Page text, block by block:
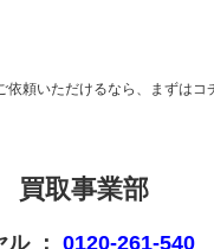
頼いただけるなら、まずはコ
買取事業部
： 0120-261-540